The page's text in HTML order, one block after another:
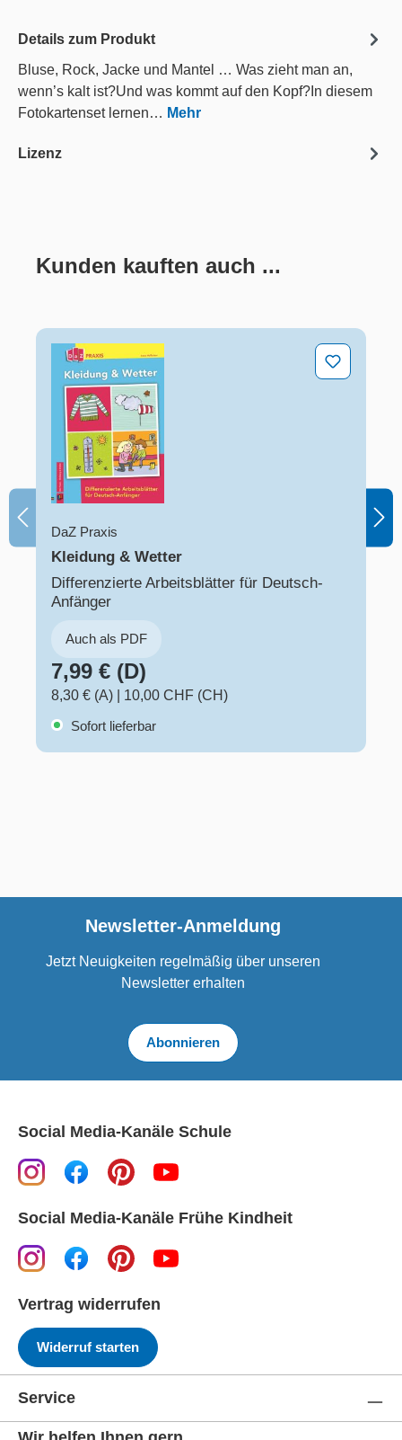
Details zum Produkt
Bluse, Rock, Jacke und Mantel … Was zieht man an,
wenn’s kalt ist?Und was kommt auf den Kopf?In diesem
Fotokartenset lernen… Mehr
Lizenz
Produktgalerie überspringen
Kunden kauften auch ...
Kleidung & Wetter
DaZ Praxis
Kleidung & Wetter
Differenzierte Arbeitsblätter für Deutsch-
Anfänger
Auch als PDF
7,99 € (D)
8,30 € (A)
10,00 CHF (CH)
Sofort lieferbar
Newsletter-Anmeldung
Jetzt Neuigkeiten regelmäßig über unseren
Newsletter erhalten
Abonnieren
Social Media-Kanäle Schule
Social Media-Kanäle Frühe Kindheit
Vertrag widerrufen
Widerruf starten
Service